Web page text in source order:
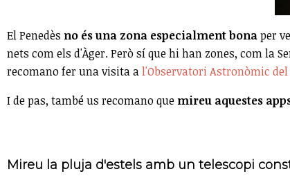
El Penedès no és una zona especialment bonaper
nets com els d'Àger. Però sí que hi han zones, com la
recomano fer una visita al'Observatori Astronòmic
I de pas, també us recomano que mireu aquestes
Mireu la pluja d'estels amb un telescopi